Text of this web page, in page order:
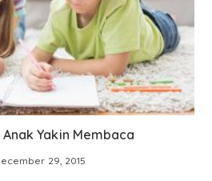
Yakin Membaca
29, 2015